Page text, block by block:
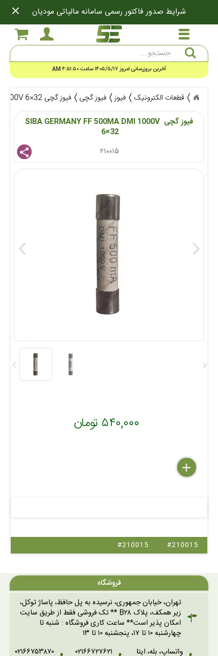
شرایط صدور فاکتور رسمی سامانه مالیاتی مودیان close
آخرین بروزرسانی امروز ۱۴۰۵/۵/۱۷ ساعت ۴:۵۱:۵۰ AM
قطعات الکترونیک فیوز فیوز گچی
فیوز گچی SIBA GERMANY FF 500MA DMI 1000V 6×32
فیوز گچی SIBA GERMANY FF 500MA DMI 1000V
6×32
۲۱۰۰۱۵ share
۵۴۰,۰۰۰ تومان
delete
remove
add
#210015
#210015
فروشگاه
تهران، خیابان جمهوری، نرسیده به پل حافظ، پاساژ توکل،
زیر همکف، پلاک B۲۸ ** تک فروشی فقط از طریق سایت
امکان پذیر است** ساعت کاری فروشگاه : شنبه تا
چهارشنبه ۱۰ تا ۱۷، پنجشنبه ۱۰ تا ۱۳
واتساپ، بله، ایتا
۰۲۱۶۶۷۲۷۶۲۱ ۰۲۱۶۶۷۵۳۸۷۰